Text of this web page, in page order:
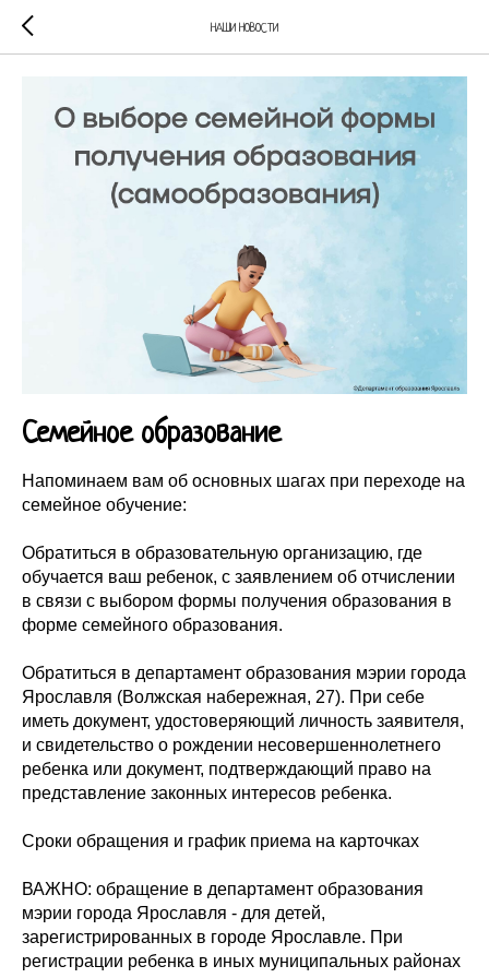
НАШИ НОВОСТИ
Семейное образование
Напоминаем вам об основных шагах при переходе на
семейное обучение:
Обратиться в образовательную организацию, где
обучается ваш ребенок, с заявлением об отчислении
в связи с выбором формы получения образования в
форме семейного образования.
Обратиться в департамент образования мэрии города
Ярославля (Волжская набережная, 27). При себе
иметь документ, удостоверяющий личность заявителя,
и свидетельство о рождении несовершеннолетнего
ребенка или документ, подтверждающий право на
представление законных интересов ребенка.
Сроки обращения и график приема на карточках
ВАЖНО: обращение в департамент образования
мэрии города Ярославля - для детей,
зарегистрированных в городе Ярославле. При
регистрации ребенка в иных муниципальных районах